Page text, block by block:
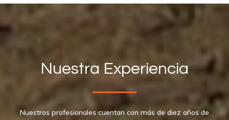
Nuestra Experiencia
Nuestros profesionales cuentan con más de diez años de